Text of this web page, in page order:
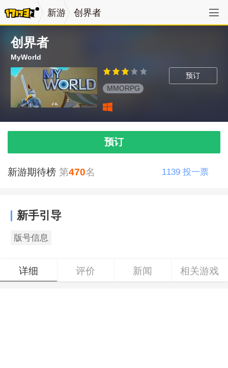
新游 创界者
创界者
MyWorld
预订
MMORPG
预订
新游期待榜 第470名 1139 投一票
新手引导
版号信息
详细 评价 新闻 相关游戏